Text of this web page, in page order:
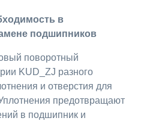
в
подшипников
поворотный
KUD_ZJ разного
и отверстия для
предотвращают
в подшипник и